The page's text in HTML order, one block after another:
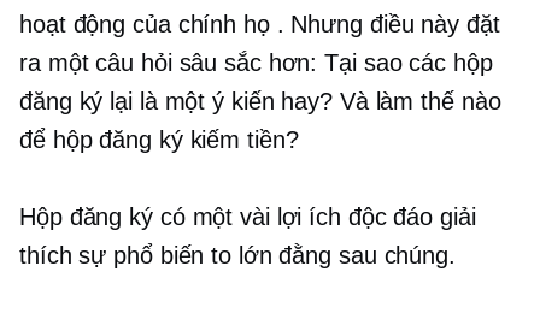
hoạt động của chính họ . Nhưng điều này đặt
ra một câu hỏi sâu sắc hơn: Tại sao các hộp
đăng ký lại là một ý kiến ​​hay? Và làm thế nào
để hộp đăng ký kiếm tiền?
Hộp đăng ký có một vài lợi ích độc đáo giải
thích sự phổ biến to lớn đằng sau chúng.